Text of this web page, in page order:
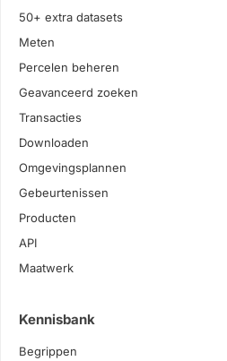
50+ extra datasets
Meten
Percelen beheren
Geavanceerd zoeken
Transacties
Downloaden
Omgevingsplannen
Gebeurtenissen
Producten
API
Maatwerk
Kennisbank
Begrippen